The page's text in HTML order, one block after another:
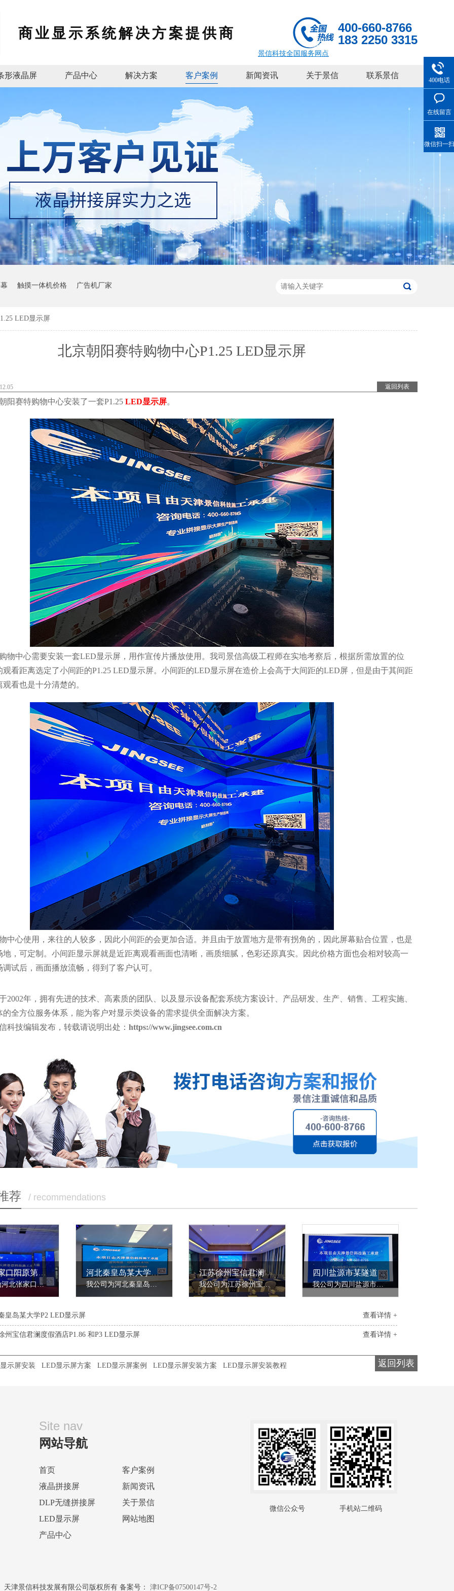
商业显示系统解决方案提供商
400-660-8766
183 2250 3315
景信科技全国服务网点
形液晶屏 产品中心 解决方案 客户案例 新闻资讯 关于景信 联系景信
触摸一体机价格 广告机厂家
LED显示屏
北京朝阳赛特购物中心P1.25 LED显示屏
返回列表
阳赛特购物中心安装了一套P1.25 LED显示屏。
物中心需要安装一套LED显示屏，用作宣传片播放使用。我司景信高级工程师在实地考察后，根据所需放置的位
观看距离选定了小间距的P1.25 LED显示屏。小间距的LED显示屏在造价上会高于大间距的LED屏，但是由于其间距
看也是十分清楚的。
中心使用，来往的人较多，因此小间距的会更加合适。并且由于放置地方是带有拐角的，因此屏幕贴合位置，也是
地，可定制。小间距显示屏就是近距离观看画面也清晰，画质细腻，色彩还原真实。因此价格方面也会相对较高一
试后，画面播放流畅，得到了客户认可。
2002年，拥有先进的技术、高素质的团队、以及显示设备配套系统方案设计、产品研发、生产、销售、工程实施、
全方位服务体系，能为客户对显示类设备的需求提供全面解决方案。
科技编辑发布，转载请说明出处： https://www.jingsee.com.cn
荐 / recommendations
河北张家口阳原第五实验小学P2 LED显示屏
我公司为河北张家口阳原第五实验小学安装了一整套P2LED显示屏。河北张家口阳原第五实验小学需要在大礼堂安装一套LED显示屏，用于各种节日或者活动的节目展示。分别有一块主屏和4块副屏，其中主屏面积为30平米左右，4块副屏单块面积为5平米左右。我司景信高级工程师在实地考察后，根据舞台与观众席的距离，定制了这款P......
河北秦皇岛某大学P2 LED显示屏
我公司为河北秦皇岛某大学安装了一套P2LED显示屏。河北秦皇岛某大学需要在教室安装LED显示屏，分辨率为3200×1120，面积有30平米左右。我司景信高级工程师在实地考察后，根据教室里讲台与课桌的距离，定制了这款P2LED显示屏，这样学生可以在位置上清楚的看到所示的课程内容。LED显示屏播放流畅，可以将课件完整的展示......
江苏徐州宝信君澜度假酒店P1.86 和P3 LED显示屏
我公司为江苏徐州宝信君澜度假酒店安装了四套LED显示屏。LED间距分别为P3、P1.86。江苏徐州宝信君澜度假酒店需要在宴会厅安装LED显示屏。我司景信高级工程师在实地考察后，根据不同面积的宴会厅，分别设计了不同分辨率的LED显示屏。较大面积的宴会厅使用的是P3LED显示屏，分辨率为2080*1144。较小尺寸的宴会厅则设计......
四川盐源市某隧道施工项目部P2 LED显示屏
我公司为四川盐源市某隧道施工项目部安装了一套P2LED显示屏。四川盐源市某隧道施工项目部需要安装一套LED显示屏，用作会议投屏等使用。我司景信高级工程师在实地考察后，根据放置位置的墙面大小，以及会议室整体面积距离选定了P2LED显示屏。由于项目上会议较多，且会议内容重要，因此好的显示设备可以让会议事半功倍......
查看详情 +
皇岛某大学P2 LED显示屏
查看详情 +
州宝信君澜度假酒店P1.86 和P3 LED显示屏
返回列表
示屏安装 LED显示屏方案 LED显示屏案例 LED显示屏安装方案 LED显示屏安装教程
Site nav
网站导航
首页
客户案例
液晶拼接屏
新闻资讯
DLP无缝拼接屏
关于景信
LED显示屏
网站地图
产品中心
微信公众号 手机站二维码
天津景信科技发展有限公司版权所有 备案号： 津ICP备07500147号-2
400电话
在线留言
微信扫一扫